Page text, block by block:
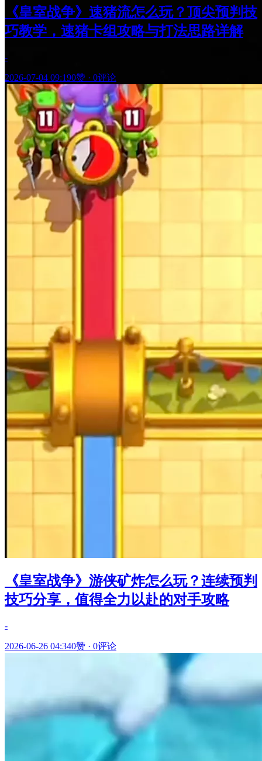
《皇室战争》速猪流怎么玩？顶尖预判技
巧教学，速猪卡组攻略与打法思路详解
-
2026-07-04 09:190赞 · 0评论
《皇室战争》游侠矿炸怎么玩？连续预判
技巧分享，值得全力以赴的对手攻略
-
2026-06-26 04:340赞 · 0评论